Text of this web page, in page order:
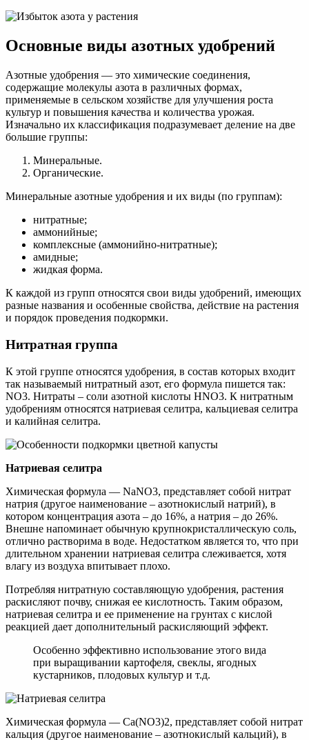
Основные виды азотных удобрений
Азотные удобрения — это химические соединения,
содержащие молекулы азота в различных формах,
применяемые в сельском хозяйстве для улучшения роста
культур и повышения качества и количества урожая.
Изначально их классификация подразумевает деление на две
большие группы:
Минеральные.
Органические.
Минеральные азотные удобрения и их виды (по группам):
нитратные;
аммонийные;
комплексные (аммонийно-нитратные);
амидные;
жидкая форма.
К каждой из групп относятся свои виды удобрений, имеющих
разные названия и особенные свойства, действие на растения
и порядок проведения подкормки.
Нитратная группа
К этой группе относятся удобрения, в состав которых входит
так называемый нитратный азот, его формула пишется так:
NO3. Нитраты – соли азотной кислоты НNO3. К нитратным
удобрениям относятся натриевая селитра, кальциевая селитра
и калийная селитра.
Натриевая селитра
Химическая формула — NaNO3, представляет собой нитрат
натрия (другое наименование – азотнокислый натрий), в
котором концентрация азота – до 16%, а натрия – до 26%.
Внешне напоминает обычную крупнокристаллическую соль,
отлично растворима в воде. Недостатком является то, что при
длительном хранении натриевая селитра слеживается, хотя
влагу из воздуха впитывает плохо.
Потребляя нитратную составляющую удобрения, растения
раскисляют почву, снижая ее кислотность. Таким образом,
натриевая селитра и ее применение на грунтах с кислой
реакцией дает дополнительный раскисляющий эффект.
Особенно эффективно использование этого вида
при выращивании картофеля, свеклы, ягодных
кустарников, плодовых культур и т.д.
Химическая формула — Са(NО3)2, представляет собой нитрат
кальция (другое наименование – азотнокислый кальций), в